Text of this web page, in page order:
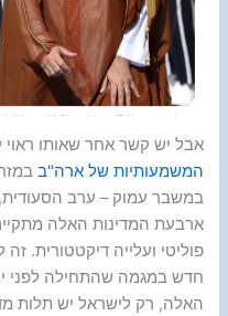
אבל יש קשר אחר שאותו ראוי
המשמעותיות של ארה"ב
במשבר עמוק – ערב
ארבעת המדינות האלה
פוליטי ועלייה דיקטטורית.
חדש במגמה שהתחילה לפני
האלה, רק לישראל יש תלות